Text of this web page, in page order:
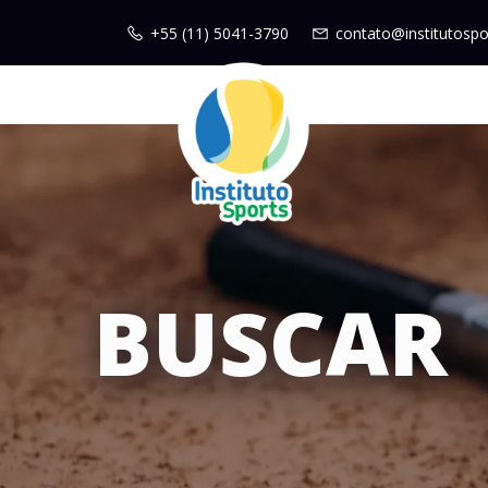
+55 (11) 5041-3790
BUSCAR